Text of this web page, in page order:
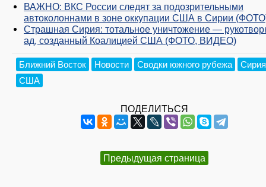
ВАЖНО: ВКС России следят за подозрительными
автоколоннами в зоне оккупации США в Сирии
Страшная Сирия: тотальное уничтожение —
ад, созданный Коалицией США (ФОТО, ВИДЕО)
Ближний Восток Новости Сводки южного рубежа
Сирия
США
ПОДЕЛИТЬСЯ
Предыдущая страница